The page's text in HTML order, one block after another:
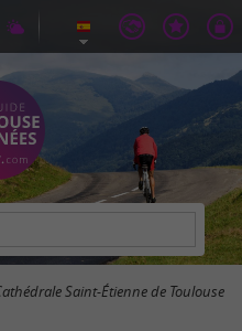
Saint-Étienne de Toulouse